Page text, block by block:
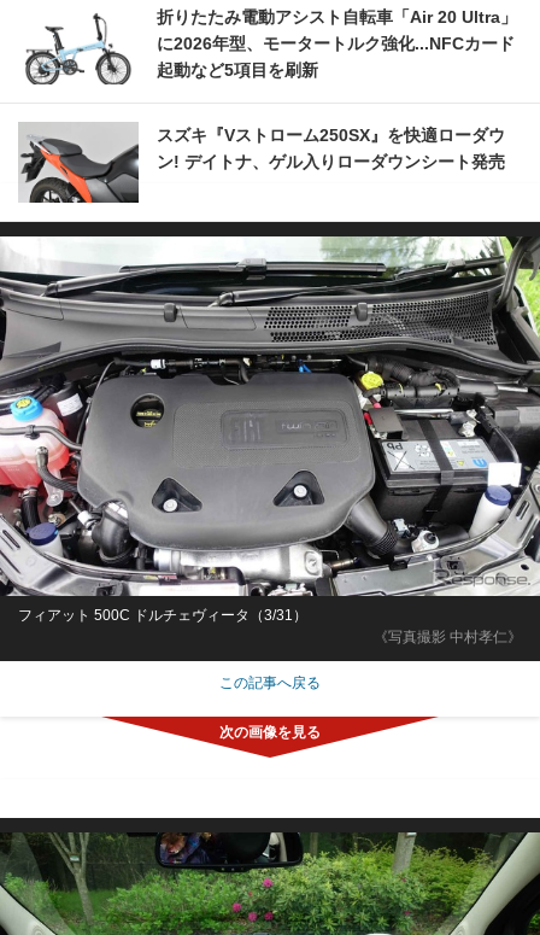
折りたたみ電動アシスト自転車「Air 20 Ultra」
に2026年型、モータートルク強化...NFCカード
起動など5項目を刷新
スズキ『Vストローム250SX』を快適ローダウ
ン! デイトナ、ゲル入りローダウンシート発売
《写真撮影 中村孝仁》
フィアット 500C ドルチェヴィータ（3/31）
この記事へ戻る